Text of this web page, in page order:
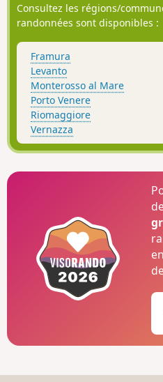
Consultez les régions/
randonnées sont disponibles :
Framura
Levanto
Monterosso al Mare
Porto Venere
Riomaggiore
Vernazza